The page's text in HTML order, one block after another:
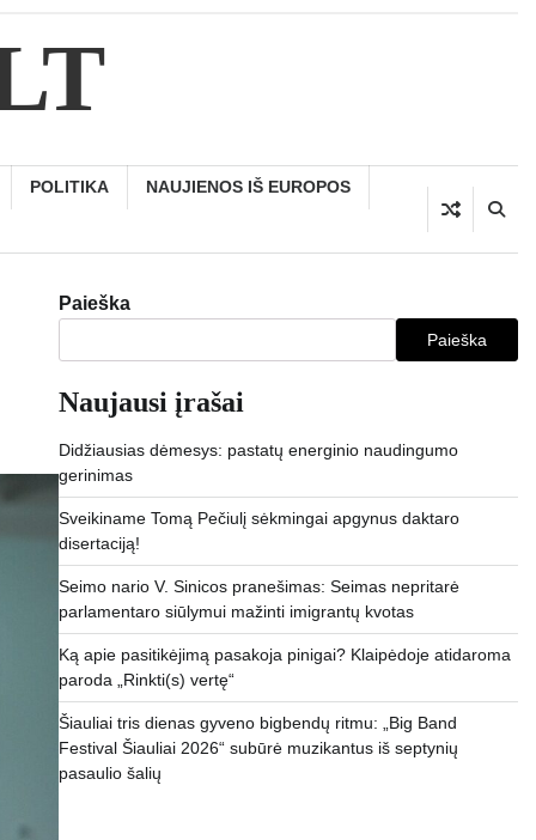
POLITIKA NAUJIENOS IŠ EUROPOS
Paieška
Paieška
Naujausi įrašai
Didžiausias dėmesys: pastatų energinio naudingumo
gerinimas
Sveikiname Tomą Pečiulį sėkmingai apgynus daktaro
disertaciją!
Seimo nario V. Sinicos pranešimas: Seimas nepritarė
parlamentaro siūlymui mažinti imigrantų kvotas
Ką apie pasitikėjimą pasakoja pinigai? Klaipėdoje atidaroma
paroda „Rinkti(s) vertę“
Šiauliai tris dienas gyveno bigbendų ritmu: „Big Band
Festival Šiauliai 2026“ subūrė muzikantus iš septynių
pasaulio šalių